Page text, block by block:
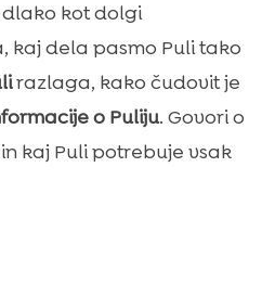
Puli
Puli
Puli
dlako kot dolgi
kaj dela pasmo Puli tako
razlaga, kako čudovit je
o Puliju. Govori o
kaj Puli potrebuje vsak